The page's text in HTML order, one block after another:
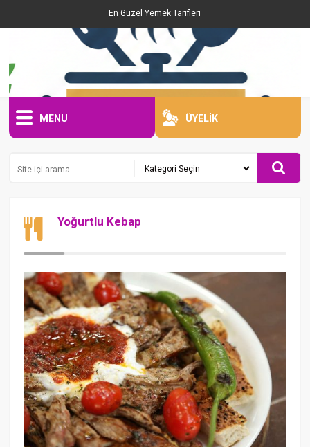
En Güzel Yemek Tarifleri
MENU ÜYELİK
Yoğurtlu Kebap